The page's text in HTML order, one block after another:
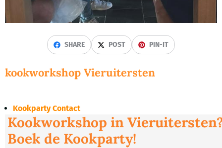
SHARE POST PIN-IT
kookworkshop Vieruitersten
Kookparty Contact
Kookworkshop in
Boek de Kookparty!